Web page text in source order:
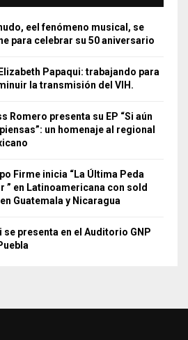
eel fenómeno musical, se
para celebrar su 50 aniversario
Papaqui: trabajando para
la transmisión del VIH.
Romero presenta su EP “Si aún
un homenaje al regional
Firme inicia “La Última Peda
” en Latinoamericana con sold
Guatemala y Nicaragua
se presenta en el Auditorio GNP